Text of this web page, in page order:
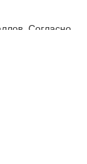
Согласно